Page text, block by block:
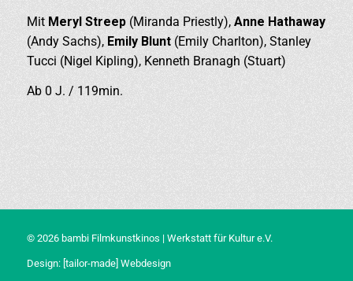
Mit Meryl Streep(Miranda Priestly), Anne Hathaway
(Andy Sachs), Emily Blunt(Emily Charlton), Stanley
Tucci (Nigel Kipling), Kenneth Branagh (Stuart)
Ab 0 J. / 119min.
© 2026 bambi Filmkunstkinos | Werkstatt für Kultur e.V.
Design: [tailor-made] Webdesign